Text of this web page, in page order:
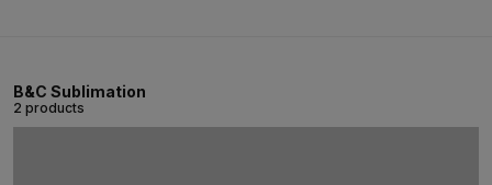
B&C Sublimation
2 products